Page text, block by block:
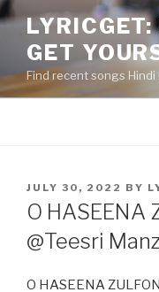
Skip
contentGET
Find recent songs
POSTED
ON
JULY 30, 2022 BY
O HASEENA
@Teesri
O HASEENA